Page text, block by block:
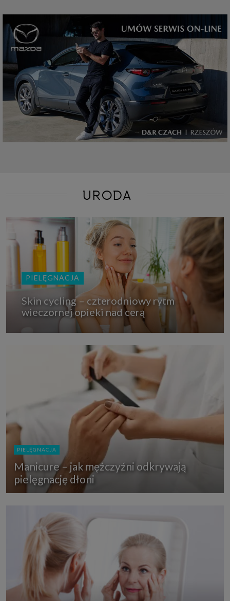
URODA
PIELĘGNACJA
Skin cycling – czterodniowy rytm
wieczornej opieki nad cerą
PIELĘGNACJA
Manicure – jak mężczyźni odkrywają
pielęgnację dłoni